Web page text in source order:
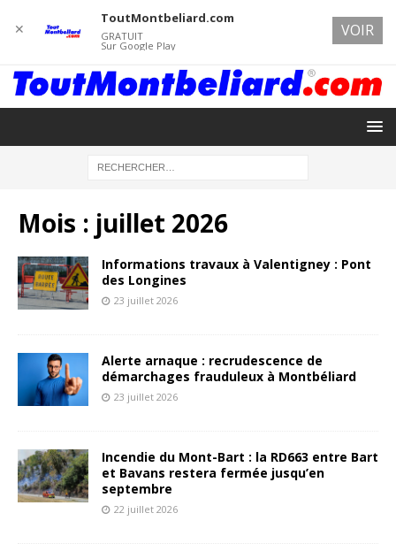
Mois : juillet 2026
Informations travaux à Valentigney : Pont
des Longines
23 juillet 2026
Alerte arnaque : recrudescence de
démarchages frauduleux à Montbéliard
23 juillet 2026
Incendie du Mont-Bart : la RD663 entre Bart
et Bavans restera fermée jusqu’en
septembre
22 juillet 2026
✕
ToutMontbeliard.com
GRATUIT
Sur Google Play
VOIR